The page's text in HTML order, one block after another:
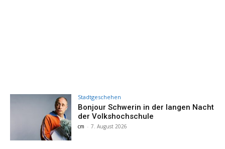
Stadtgeschehen
Bonjour Schwerin in der langen Nacht
der Volkshochschule
cm - 7. August 2026